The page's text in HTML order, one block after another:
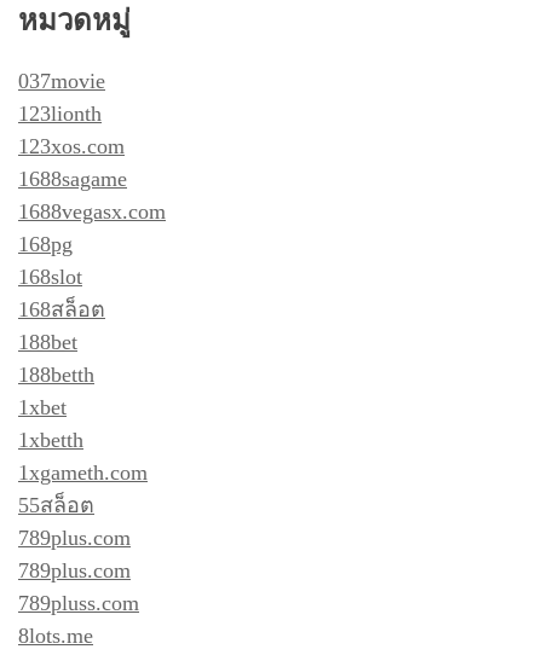
หมวดหมู่
037movie
123lionth
123xos.com
1688sagame
1688vegasx.com
168pg
168slot
168สล็อต
188bet
188betth
1xbet
1xbetth
1xgameth.com
55สล็อต
789plus.com
789plus.com
789pluss.com
8lots.me